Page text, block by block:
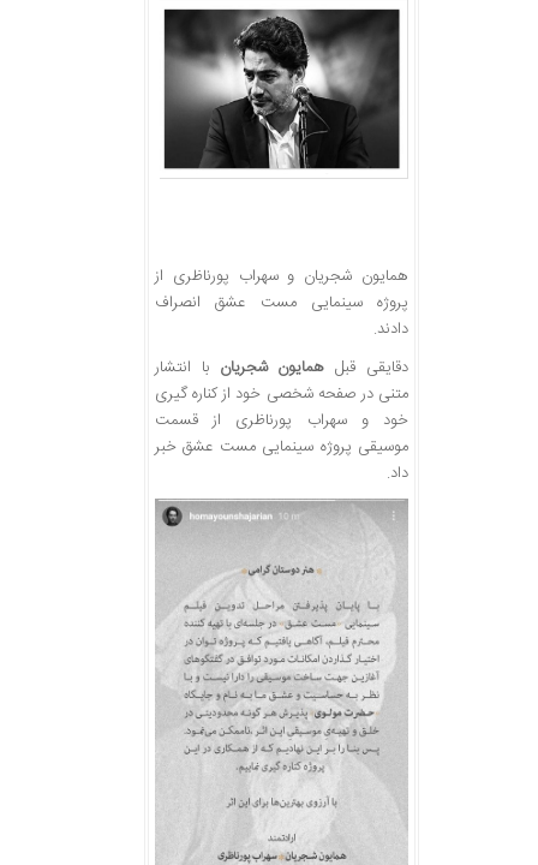
همایون شجریان و سهراب پورناظری از
پروژه سینمایی مست عشق انصراف
دادند.
دقایقی قبل همایون شجریان با انتشار
متنی در صفحه شخصی خود از کناره گیری
خود و سهراب پورناظری از قسمت
موسیقی پروژه سینمایی مست عشق خبر
داد.